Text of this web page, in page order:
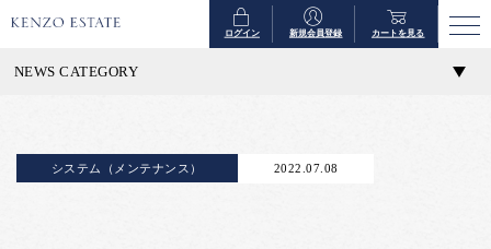
ログイン 新規会員登録 カートを見る
NEWS CATEGORY
システム（メンテナンス） 2022.07.08